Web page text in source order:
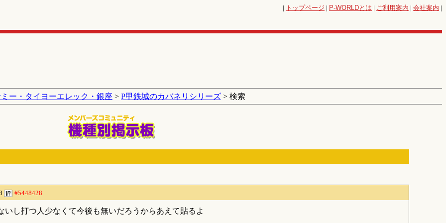
| トップページ | P-WORLDとは | ご利用案内 | 会社案内 |
ー・タイヨーエレック・銀座 > P甲鉄城のカバネリシリーズ > 検索
#5448428
いし打つ人少なくて今後も無いだろうからあえて貼るよ